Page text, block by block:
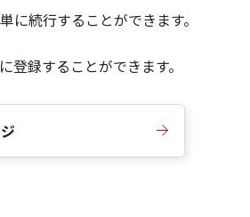
続行することができます。
録することができます。